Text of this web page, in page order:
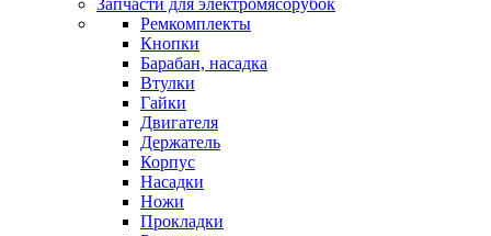
Запчасти для электромясорубок
Ремкомплекты
Кнопки
Барабан, насадка
Втулки
Гайки
Двигателя
Держатель
Корпус
Насадки
Ножи
Прокладки